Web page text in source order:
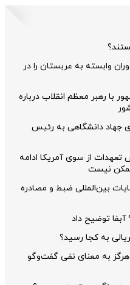
وابسته به عربستان را در
با رهبر معظم انقلاب درباره
جهاد دانشگاهی به رئیس‌
تعهدات از سوی آمریکا ادامه
نیست
بین‌المللی ضبط و مصادره
توضیح داد
به کجا رسید؟
به معنای نفی گفت‌وگو